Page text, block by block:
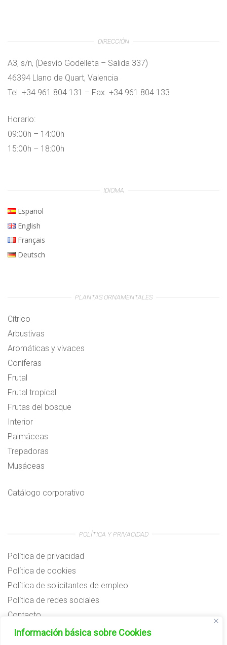
Información básica sobre Cookies
DIRECCIÓN
A3, s/n, (Desvío Godelleta – Salida 337)
46394 Llano de Quart, Valencia
Tel. +34 961 804 131 – Fax. +34 961 804 133
Horario:
09:00h – 14:00h
15:00h – 18:00h
IDIOMA
Español
English
Français
Deutsch
PLANTAS ORNAMENTALES
Cítrico
Arbustivas
Aromáticas y vivaces
Coníferas
Frutal
Frutal tropical
Frutas del bosque
Interior
Palmáceas
Trepadoras
Musáceas
Catálogo corporativo
POLÍTICA Y PRIVACIDAD
Política de privacidad
Política de cookies
Política de solicitantes de empleo
Política de redes sociales
Contacto
Preguntas frecuentes